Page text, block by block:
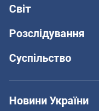
Світ
Розслідування
Суспільство
Новини України